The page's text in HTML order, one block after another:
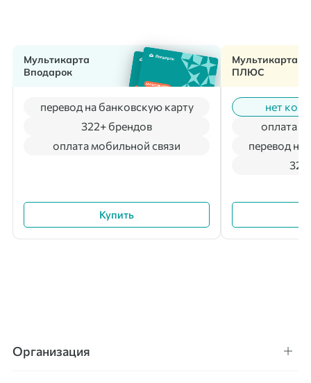
Мультикарта
Вподарок
оплата мобильной связи
перевод на банковскую карту
322+ брендов
Купить
Мультикарта
ПЛЮС
нет
оплата
перевод на
Организация